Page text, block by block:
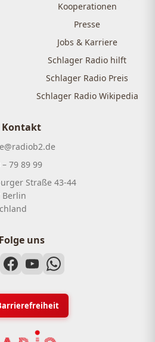
Kooperationen
Presse
Jobs & Karriere
Schlager Radio hilft
Schlager Radio Preis
Schlager Radio Wikipedia
Kontakt
79 89 99
Straße 43-44
Berlin
Folge uns